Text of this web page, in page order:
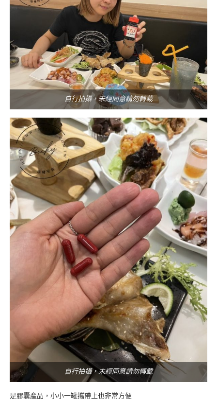
自行拍攝，未經同意請勿轉載
自行拍攝，未經同意請勿轉載
是膠囊產品，小小一罐攜帶上也非常方便